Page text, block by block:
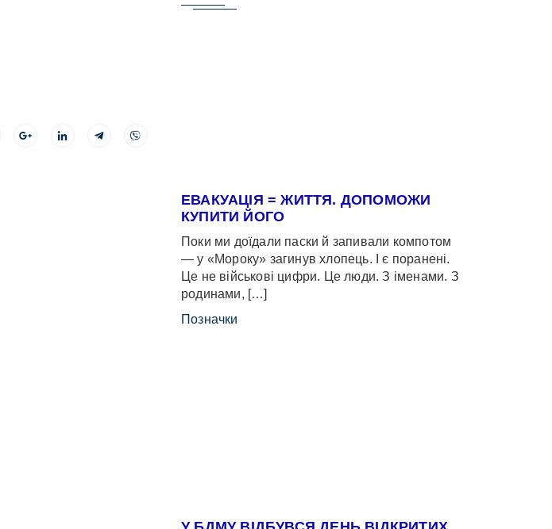
ЕВАКУАЦІЯ = ЖИТТЯ. ДОПОМОЖИ
КУПИТИ ЙОГО
Поки ми доїдали паски й запивали компотом
— у «Мороку» загинув хлопець. І є поранені.
Це не військові цифри. Це люди. З іменами. З
родинами, […]
Позначки